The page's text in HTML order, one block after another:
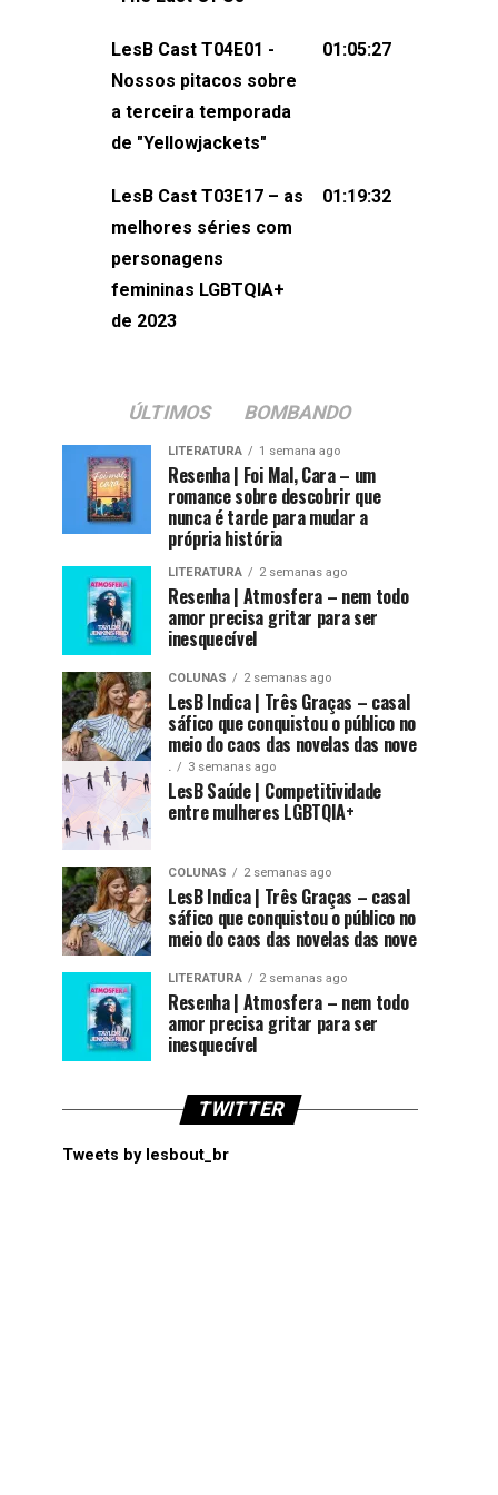
sociais:Twitter: ⁠⁠⁠⁠@lesbout_br⁠⁠⁠⁠ Instagram:
do LesB Cast:Apresentação de
Karolen Passos
(⁠⁠⁠⁠⁠⁠@KarolenPassos⁠⁠⁠⁠⁠⁠)Participação de
Pollyelly FlorêncioEdição de Naiady
Machado
LesB Cast T04E01 -
Nossos pitacos sobre
a terceira temporada
de "Yellowjackets"
01:05:27
LesB Cast T03E17 – as
melhores séries com
personagens
femininas LGBTQIA+
de 2023
01:19:32
ÚLTIMOS BOMBANDO
LITERATURA 1 semana ago
Resenha | Foi Mal, Cara – um
romance sobre descobrir que
nunca é tarde para mudar a
própria história
LITERATURA 2 semanas ago
Resenha | Atmosfera – nem todo
amor precisa gritar para ser
inesquecível
COLUNAS 2 semanas ago
LesB Indica | Três Graças – casal
sáfico que conquistou o público no
meio do caos das novelas das nove
. 3 semanas ago
LesB Saúde | Competitividade
entre mulheres LGBTQIA+
COLUNAS 2 semanas ago
LesB Indica | Três Graças – casal
sáfico que conquistou o público no
meio do caos das novelas das nove
LITERATURA 2 semanas ago
Resenha | Atmosfera – nem todo
amor precisa gritar para ser
inesquecível
TWITTER
Tweets by lesbout_br